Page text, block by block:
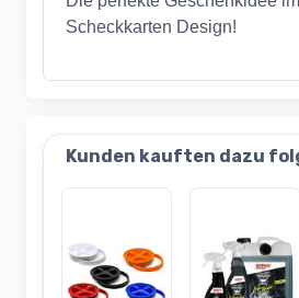
Scheckkarten Design!
Kunden kauften dazu